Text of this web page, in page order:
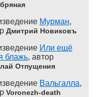
Мурман,
Дмитрий Новиковъ
Или ещё
блажь, автор
Отпущения
Вальгалла,
Voronezh-death